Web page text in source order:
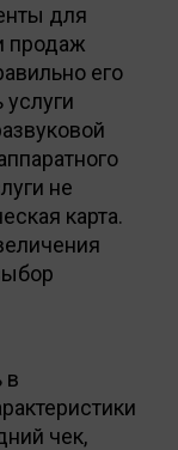
для
продаж
его
услуги
не
карта.
в
чек,